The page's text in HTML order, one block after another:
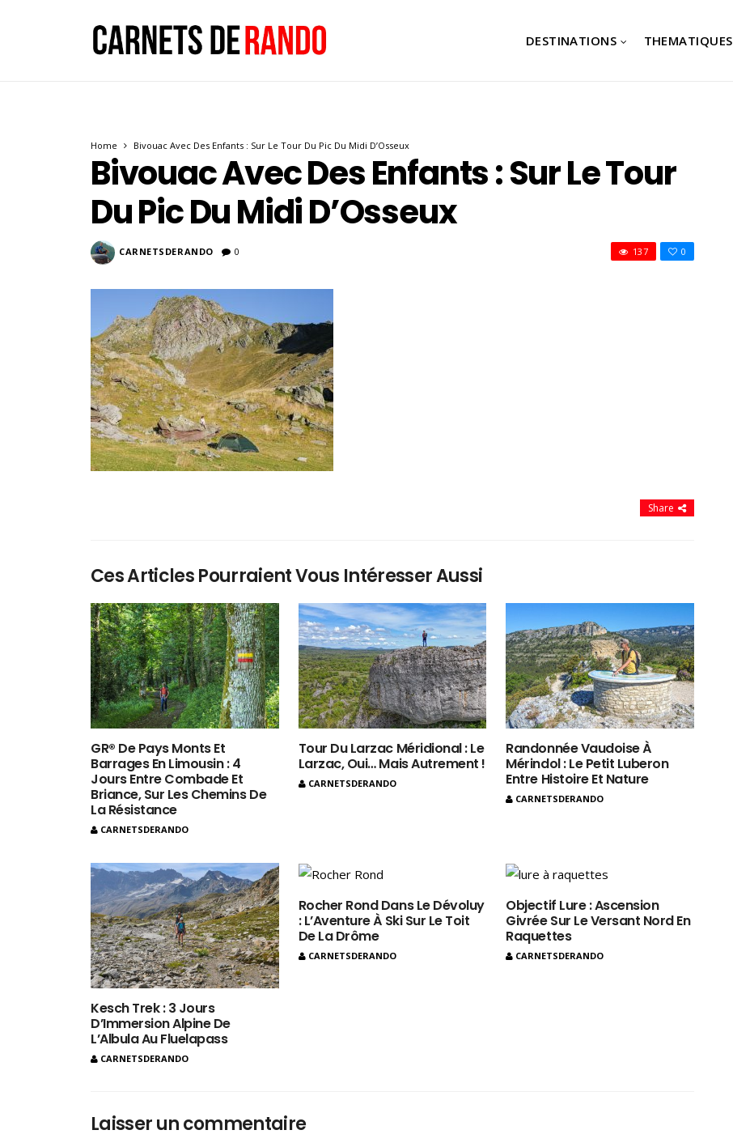
DESTINATIONS THEMATIQUES
Home Bivouac Avec Des Enfants : Sur Le Tour Du Pic Du Midi D’Osseux
Bivouac Avec Des Enfants : Sur Le Tour
Du Pic Du Midi D’Osseux
CARNETSDERANDO 0 0
137
Share
Ces Articles Pourraient Vous Intéresser Aussi
GR® De Pays Monts Et
Barrages En Limousin : 4
Jours Entre Combade Et
Briance, Sur Les Chemins De
La Résistance
CARNETSDERANDO
Tour Du Larzac Méridional : Le
Larzac, Oui… Mais Autrement !
CARNETSDERANDO
Randonnée Vaudoise À
Mérindol : Le Petit Luberon
Entre Histoire Et Nature
CARNETSDERANDO
Kesch Trek : 3 Jours
D’Immersion Alpine De
L’Albula Au Fluelapass
CARNETSDERANDO
Rocher Rond Dans Le Dévoluy
: L’Aventure À Ski Sur Le Toit
De La Drôme
CARNETSDERANDO
Objectif Lure : Ascension
Givrée Sur Le Versant Nord En
Raquettes
CARNETSDERANDO
Laisser un commentaire